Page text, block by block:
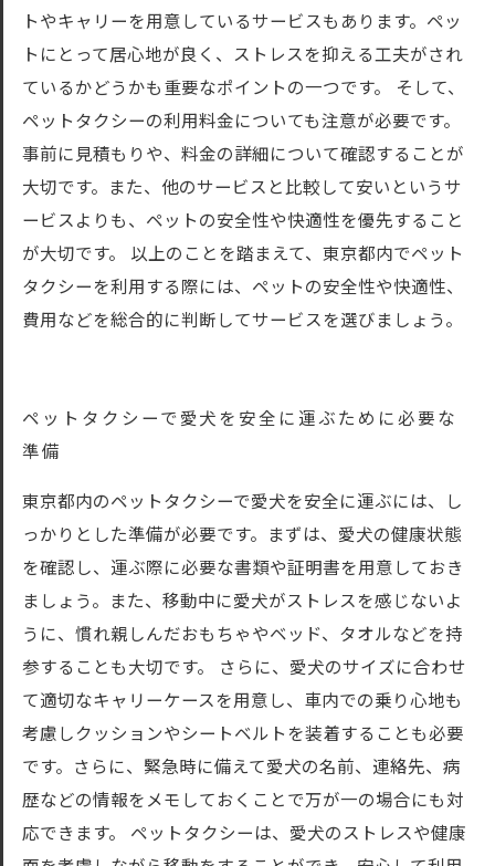
トやキャリーを用意しているサービスもあります。ペッ
トにとって居心地が良く、ストレスを抑える工夫がされ
ているかどうかも重要なポイントの一つです。 そして、
ペットタクシーの利用料金についても注意が必要です。
事前に見積もりや、料金の詳細について確認することが
大切です。また、他のサービスと比較して安いというサ
ービスよりも、ペットの安全性や快適性を優先すること
が大切です。 以上のことを踏まえて、東京都内でペット
タクシーを利用する際には、ペットの安全性や快適性、
費用などを総合的に判断してサービスを選びましょう。
ペットタクシーで愛犬を安全に運ぶために必要な
準備
東京都内のペットタクシーで愛犬を安全に運ぶには、し
っかりとした準備が必要です。まずは、愛犬の健康状態
を確認し、運ぶ際に必要な書類や証明書を用意しておき
ましょう。また、移動中に愛犬がストレスを感じないよ
うに、慣れ親しんだおもちゃやベッド、タオルなどを持
参することも大切です。 さらに、愛犬のサイズに合わせ
て適切なキャリーケースを用意し、車内での乗り心地も
考慮しクッションやシートベルトを装着することも必要
です。さらに、緊急時に備えて愛犬の名前、連絡先、病
歴などの情報をメモしておくことで万が一の場合にも対
応できます。 ペットタクシーは、愛犬のストレスや健康